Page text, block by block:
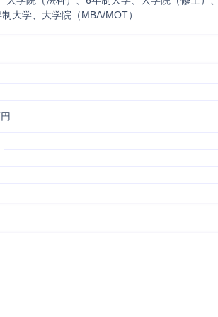
大学、大学院（MBA/MOT）